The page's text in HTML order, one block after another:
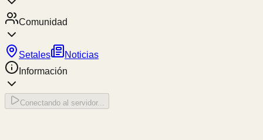
Comunidad
Setales
Noticias
Información
Conectando al servidor...